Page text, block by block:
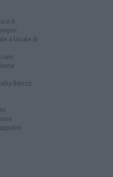
n.6
a locale di
Bitozzi